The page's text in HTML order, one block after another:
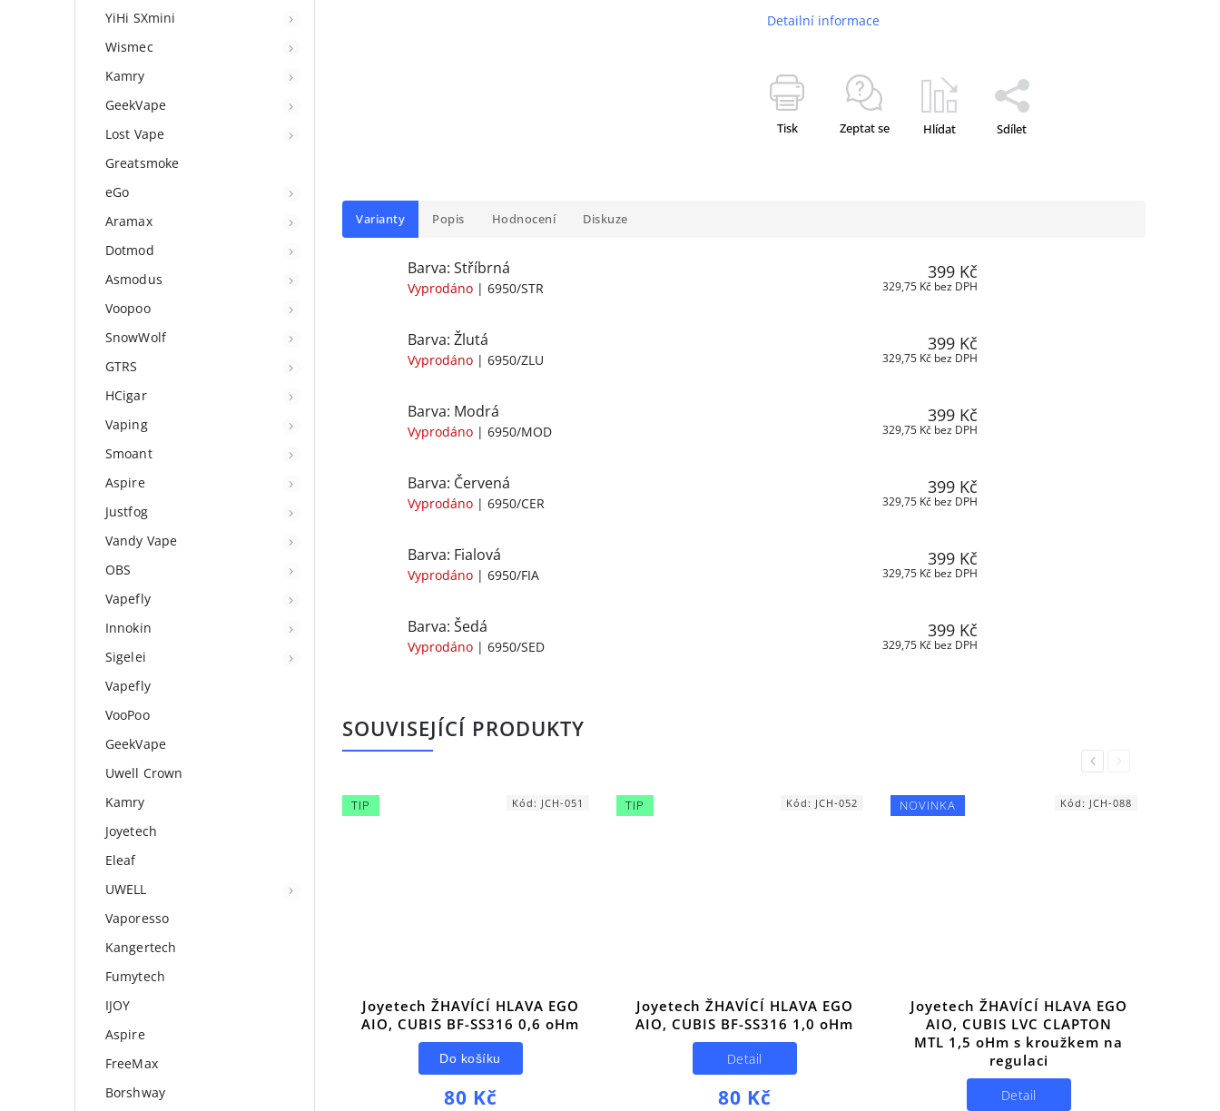
YiHi SXmini
Wismec
Kamry
GeekVape
Lost Vape
Greatsmoke
eGo
Aramax
Dotmod
Asmodus
Voopoo
SnowWolf
GTRS
HCigar
Vaping
Smoant
Aspire
Justfog
Vandy Vape
OBS
Vapefly
Innokin
Sigelei
Vapefly
VooPoo
GeekVape
Uwell Crown
Kamry
Joyetech
Eleaf
UWELL
Vaporesso
Kangertech
Fumytech
IJOY
Aspire
FreeMax
Borshway
Detailní informace
Tisk Zeptat se Hlídat Sdílet
Varianty Popis Hodnocení Diskuze
Barva: Stříbrná
Vyprodáno | 6950/STR
399 Kč
329,75 Kč bez DPH
Barva: Žlutá
Vyprodáno | 6950/ZLU
399 Kč
329,75 Kč bez DPH
Barva: Modrá
Vyprodáno | 6950/MOD
399 Kč
329,75 Kč bez DPH
Barva: Červená
Vyprodáno | 6950/CER
399 Kč
329,75 Kč bez DPH
Barva: Fialová
Vyprodáno | 6950/FIA
399 Kč
329,75 Kč bez DPH
Barva: Šedá
Vyprodáno | 6950/SED
399 Kč
329,75 Kč bez DPH
SOUVISEJÍCÍ PRODUKTY
Previous
Joyetech ŽHAVÍCÍ HLAVA EGO
TIP
Joyetech ŽHAVÍCÍ HLAVA EGO
AIO, CUBIS BF-SS316 0,6 oHm
80 Kč
Do košíku
Kód: JCH-051 TIP
Joyetech ŽHAVÍCÍ HLAVA EGO
AIO, CUBIS BF-SS316 1,0 oHm
80 Kč
Detail
Kód: JCH-052 NOVINKA
Joyetech ŽHAVÍCÍ HLAVA EGO
AIO, CUBIS LVC CLAPTON
MTL 1,5 oHm s kroužkem na
regulaci
Detail
Kód: JCH-088
Next